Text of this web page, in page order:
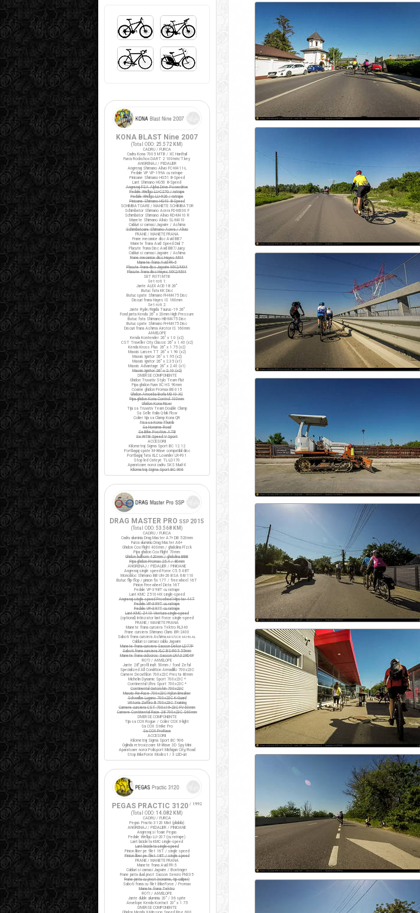
KONA BLAST Nine 2007
(Total ODO: 25.572 KM )
CADRU / FURCA
Cadru Kona 7005 MTB / XC Hardtail
Furca Rockshox DART 2 100mm/T.key
ANGRENAJ / PEDALIER
Angrenaj Shimano Alivio FC-M411-L
Pedale VP VP-199A cu ratrape
Pinioane Shimano HG51 8-Speed
Lant Shimano HG50 8-Speed
Angrenaj FSA Alpha Drive Powerdrive
Pedale Wellgo LU-C27G / ratrape
Pedale Wellgo LU-926 / ratrape
Pinioane Shimano HG40 8-Speed
SCHIMBATOARE / MANETE SCHIMBATOR
Schimbator Shimano Acera FD-M330 F
Schimbator Shimano Alivio RD-M410 R
Manete Shimano Alivio SL-M410
Cabluri si camasi Jagwire / Ashima
Schimbatoare Shimano Acera / Alivio
FRANE / MANETE FRANA
Frane mecanice disc Avid BB7
Manete frana Avid Speed Dial 7
Placute frana Disc Avid BB7/Juicy
Cabluri si camasi Jagwire / Ashima
Frane mecanice disc Hayes MX4
Manete frana Avid FR-5
Placute frana disc Jagwire MX2/MX4
Placute frana disc Hayes MX2/MX4
SET ROTI MTB
Set roti 1:
Jante ALEX ACE-18 26"
Butuc fata KK Disc
Butuc spate Shimano FH-M475 Disc
Discuri frana Hayes IS 160mm
Set roti 2:
Jante Ryde/Rigida Taurus-19 26"
Fond janta Kenda 26" x 20mm High Pressure
Butuc fata Shimano HB-M475 Disc
Butuc spate Shimano FH-M475 Disc
Discuri frana Ashima Airotor IS 160mm
ANVELOPE
Kenda Kontender 26" x 1.0 (x2)
CST Traveller City Classic 26" x 1.40 (x2)
Kenda Kross Plus 26" x 1.75 (x2)
Maxxis Larsen TT 26" x 1.90 (x2)
Maxxis Ignitor 26" x 1.95 (x2)
Maxxis Ignitor 26" x 2.35 (x1)
Maxxis Advantage 26" x 2.40 (x1)
Maxxis Ignitor 26" x 2.10 (x2)
DIVERSE COMPONENTE
Ghidon Truvativ Stylo Team Flat
Pipa ghidon Funn XC HS 90mm
Coarne ghidon Promax BE-315
Ghidon Amoeba Borla M310 XC
Pipa ghidon Kona Control 100mm
Ghidon Kona Riser
Tija sa Truvativ Team Double Clamp
Sa Selle Italia Q-bik Flow
Colier tija sa Clamp Kona QR
Tisa sa Kona Thumb
Sa Noname Road
Sa Bike Positive ATB
Sa WTB Speed V Sport
ACCESORII
Kilometraj Sigma Sport BC 12.12
Portbagaj spate M-Wave compatibil disc
Portbagaj fata XLC Lowrider LR-F01
Stop led Cateye TL-LD170
Aparatoare noroi cadru SKS Mud-X
Kilometraj Sigma Sport BC 906
DRAG MASTER PRO SSP 2015
(Total ODO: 53.568 KM )
CADRU / FURCA
Cadru aluminiu Drag Master A7+ DB 520mm
Furca aluminiu Drag Master A6+
Ghidon Cox Flight 400mm / ghidolina Fi'zi:k
Pipa ghidon Cox Flight 70mm
Ghidon bullhorn 420mm / ghidolina BBB
Pipa ghidon Promax 25.4 / 80mm
ANGRENAJ / PEDALIER / PINIOANE
Angrenaj single speed Force C5.5 48T
Monobloc Shimano BB UN-26 BSA 68/110
Butuc flip-flop / pinion fix 17T / freewheel 16T
Pinion Freewheel Dicta 16T
Pedale VP-398T cu ratrape
Lant KMC Z510-HX single-speed
Angrenaj single speed Prowheel Hipster 44T
Pedale VP-399T cu ratrape
Pedale VP-397T cu ratrape
Lant KMC Z410 Ventura single-speed
(optional) Intinzator lant Force single-speed
FRANE / MANETE FRANA
Manete frana cursiera Tektro RL340
Frane cursiera Shimano Claris BR-2400
Saboti frana cursiera AshimaARS72CR-M-HU-AL
Cabluri si camasi cablu Jagwire
Manete frana cursiera Saccon Dekor LD77P
Saboti frana cursiera XLC BS-R05 55mm
Manete frana ciclocros Saccon LRA329D4P
ROTI / ANVELOPE
Jante 28" profil inalt 50mm / fond Zefal
Specialized All Condition Armadillo 700x23C
Camere Decathlon 700x23C Presta 80mm
Michelin Dynamic Sport 700x23C *
Continental Ultra Sport 700x23C *
Continental Gatorskin 700x23C
Maxxis Re-Fuse 700x23C Nylon Breaker
Schwalbe Lugano 700x23C K-Guard
Vittoria Zaffiro III 700x23C Training
Camere cursiera CST 700x19-23C FV 60mm
Camere Continental Race 28 700x23C S60mm
DIVERSE COMPONENTE
Tija sa COX Rogue / Colier COX X-light
Sa COX Strike Pro
Sa COX ProRace
ACCESORII
Kilometraj Sigma Sport BC 906
Oglinda retrovizoare M-Wave 3D Spy Mini
Aparatoare noroi Polisport Michigan City/Road
Stop BikeForce Modest / 3 LED-uri
PEGAS PRACTIC 3120 / 1992
(Total ODO: 14.082 KM )
CADRU / FURCA
Pegas Practic 3120 Mixt (pliabila)
ANGRENAJ / PEDALIER / PINIOANE
Angrenaj si foaie Pegas
Pedale Wellgo LU-207 (cu ratrape)
Lant bicicleta KMC single-speed
Lant bicicleta single-speed
Pinion liber pe filet 16T / single speed
Pinion liber pe filet 18T / single speed
FRANE / MANETE FRANA
Manete frana Avid FR-5
Cabluri si camasi Jagwire / Bontrager
Frane janta dual pivot Saccon Sencro FN335
Frane janta cu pivot (noname, tip caliper)
Saboti frana cu filet BikeForce / Promax
Manete frana Tektro
ROTI / ANVELOPE
Jante duble aluminiu 20" / 36 spite
Anvelope Kenda Kontact 20" x 1.75
DIVERSE COMPONENTE